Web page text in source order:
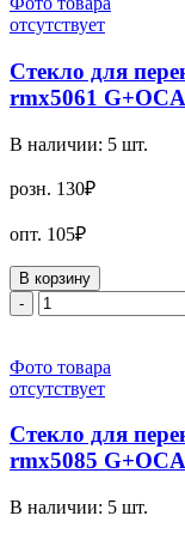
отсутствует
Стекло для
rmx5061
В наличии: 5 шт.
розн. 130₽
опт. 105₽
В корзину
-
Фото товара
отсутствует
Стекло для
rmx5085
В наличии: 5 шт.